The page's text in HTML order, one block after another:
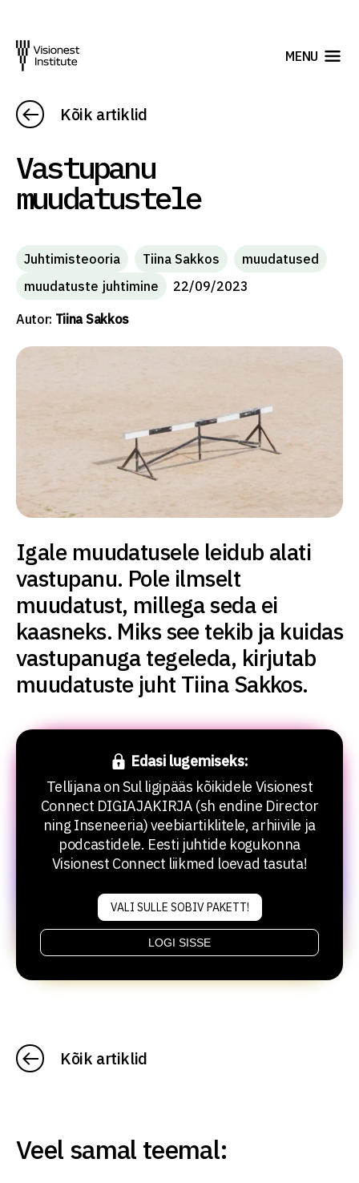
MENU
Kõik artiklid
Vastupanu
muudatustele
Juhtimisteooria Tiina Sakkos
muudatused
muudatuste juhtimine
22/09/2023
Autor: Tiina Sakkos
Igale muudatusele leidub alati
vastupanu. Pole ilmselt
muudatust, millega seda ei
kaasneks. Miks see tekib ja kuidas
vastupanuga tegeleda, kirjutab
muudatuste juht Tiina Sakkos.
Edasi lugemiseks:
Tellijana on Sul ligipääs kõikidele Visionest
Connect DIGIAJAKIRJA (sh endine Director
ning Inseneeria) veebiartiklitele, arhiivile ja
podcastidele. Eesti juhtide kogukonna
Visionest Connect liikmed loevad tasuta!
VALI SULLE SOBIV PAKETT!
LOGI SISSE
Kõik artiklid
Veel samal teemal: